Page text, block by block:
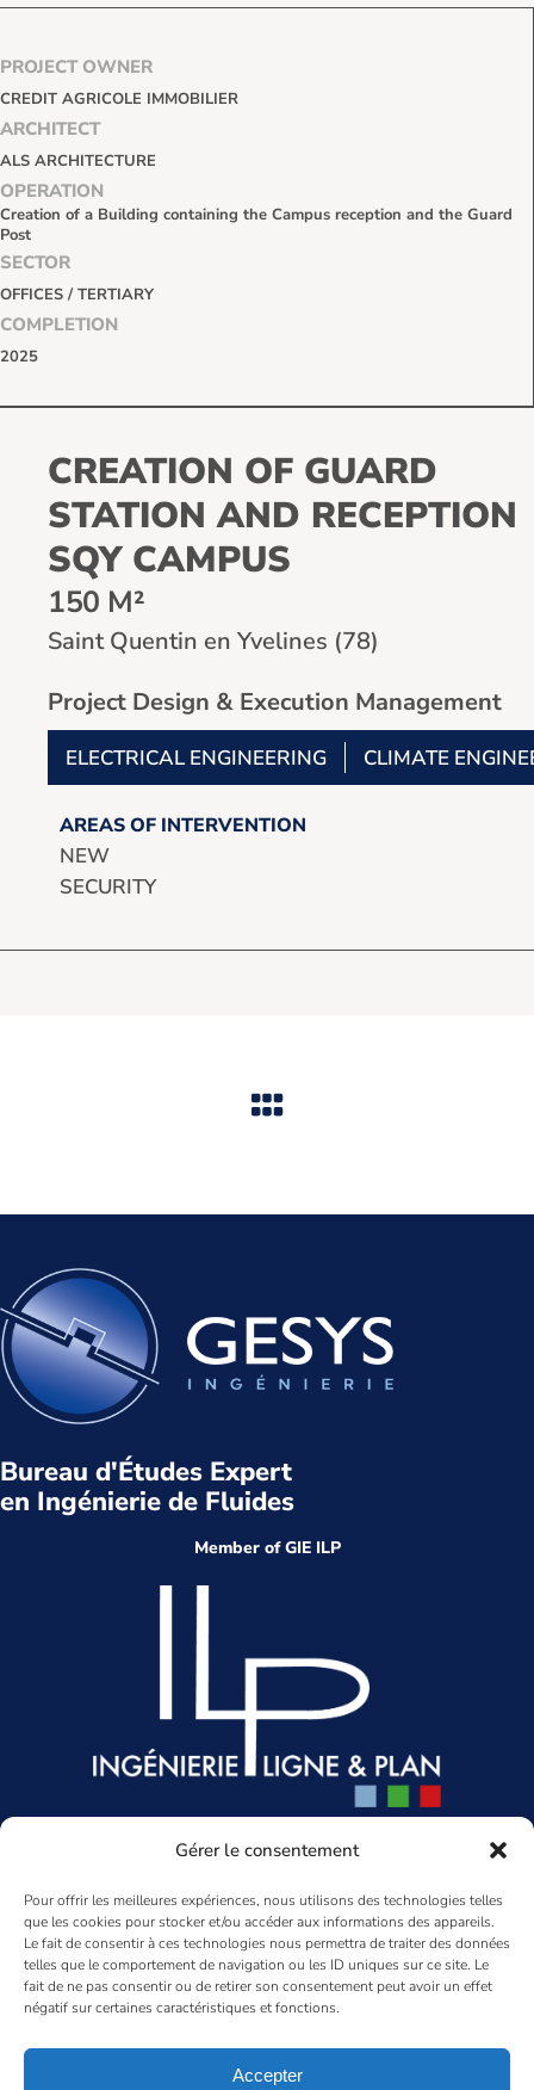
Gérer le consentement
Pour offrir les meilleures expériences, nous utilisons des technologies telles
que les cookies pour stocker et/ou accéder aux informations des appareils.
Le fait de consentir à ces technologies nous permettra de traiter des données
telles que le comportement de navigation ou les ID uniques sur ce site. Le
fait de ne pas consentir ou de retirer son consentement peut avoir un effet
négatif sur certaines caractéristiques et fonctions.
Accepter
PROJECT OWNER
CREDIT AGRICOLE IMMOBILIER
ARCHITECT
ALS ARCHITECTURE
OPERATION
Creation of a Building containing the Campus reception and the Guard
Post
SECTOR
OFFICES / TERTIARY
COMPLETION
2025
CREATION OF GUARD
STATION AND RECEPTION
SQY CAMPUS
150 M²
Saint Quentin en Yvelines (78)
Project Design & Execution Management
ELECTRICAL ENGINEERING CLIMATE
AREAS OF INTERVENTION
NEW
SECURITY
Bureau d'Études Expert
en Ingénierie de Fluides
Member of GIE ILP
92000 Nanterre
01 47 80 11 10
gesys@gesys-ing.com
LinkedIn